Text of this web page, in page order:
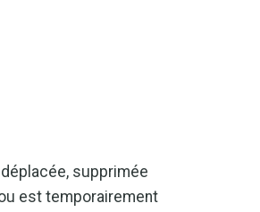
supprimée
est temporairement